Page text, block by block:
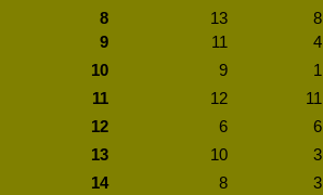
8
13 8
9
11 4
10
9 1
11
12 11
12
6 6
13
10 3
14
8 3